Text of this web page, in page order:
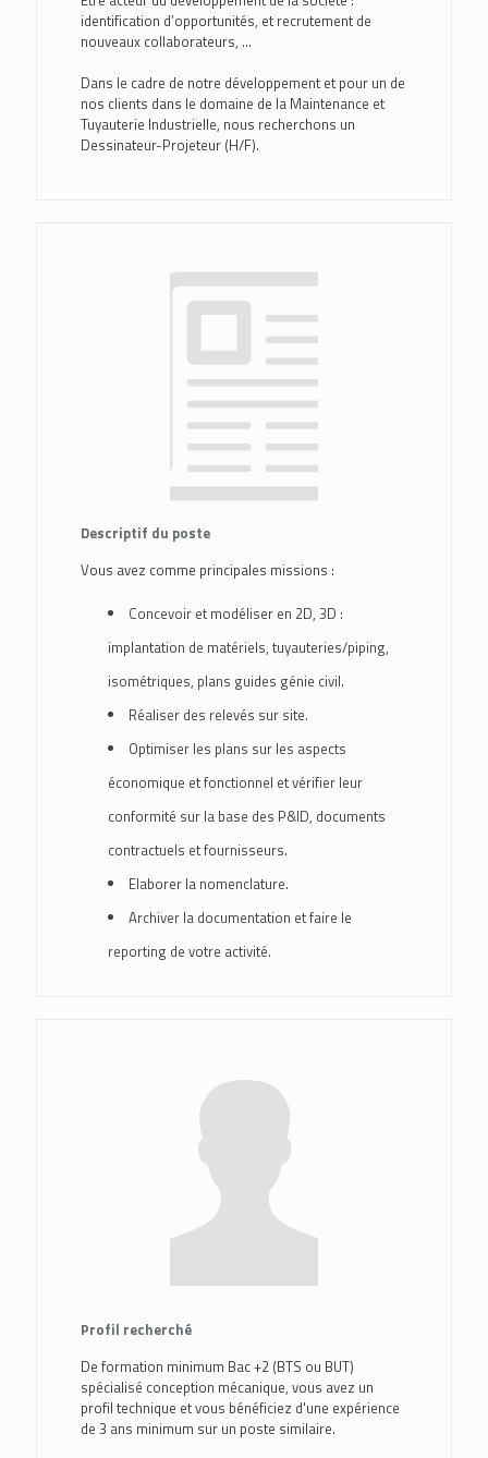
identification d’opportunités, et recrutement de
nouveaux collaborateurs, …
Dans le cadre de notre développement et pour un de
nos clients dans le domaine de la Maintenance et
Tuyauterie Industrielle, nous recherchons un
Dessinateur-Projeteur (H/F).
Descriptif du poste
Vous avez comme principales missions :
Concevoir et modéliser en 2D, 3D :
implantation de matériels, tuyauteries/piping,
isométriques, plans guides génie civil.
Réaliser des relevés sur site.
Optimiser les plans sur les aspects
économique et fonctionnel et vérifier leur
conformité sur la base des P&ID, documents
contractuels et fournisseurs.
Elaborer la nomenclature.
Archiver la documentation et faire le
reporting de votre activité.
Profil recherché
De formation minimum Bac +2 (BTS ou BUT)
spécialisé conception mécanique, vous avez un
profil technique et vous bénéficiez d'une expérience
de 3 ans minimum sur un poste similaire.